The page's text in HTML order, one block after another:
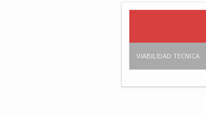
VIABILIDAD TECNICA